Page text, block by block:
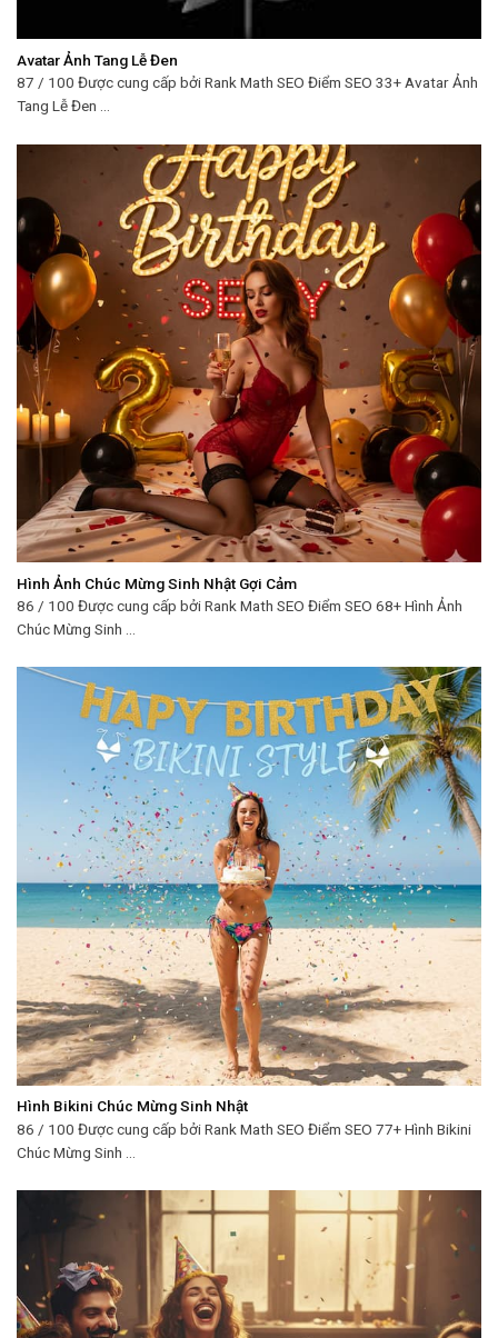
Avatar Ảnh Tang Lễ Đen
87 / 100 Được cung cấp bởi Rank Math SEO Điểm SEO 33+ Avatar Ảnh
Tang Lễ Đen ...
Hình Ảnh Chúc Mừng Sinh Nhật Gợi Cảm
86 / 100 Được cung cấp bởi Rank Math SEO Điểm SEO 68+ Hình Ảnh
Chúc Mừng Sinh ...
Hình Bikini Chúc Mừng Sinh Nhật
86 / 100 Được cung cấp bởi Rank Math SEO Điểm SEO 77+ Hình Bikini
Chúc Mừng Sinh ...